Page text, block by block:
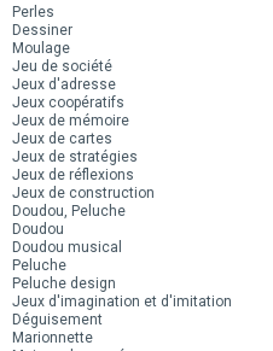
Perles
Dessiner
Moulage
Jeu de société
Jeux d'adresse
Jeux coopératifs
Jeux de mémoire
Jeux de cartes
Jeux de stratégies
Jeux de réflexions
Jeux de construction
Doudou, Peluche
Doudou
Doudou musical
Peluche
Peluche design
Jeux d'imagination et d'imitation
Déguisement
Marionnette